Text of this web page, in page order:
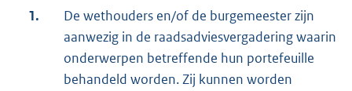
1.
De wethouders en/of de burgemeester zijn
aanwezig in de raadsadviesvergadering waarin
onderwerpen betreffende hun portefeuille
behandeld worden. Zij kunnen worden